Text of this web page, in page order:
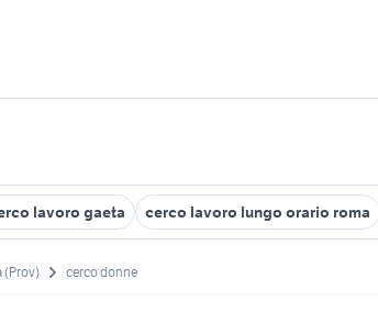
lavoro gaeta cerco lavoro lungo orario roma
(Prov) cerco donne